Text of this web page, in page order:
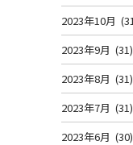
2023年10月
2023年9月 (31)
2023年8月 (31)
2023年7月 (31)
2023年6月 (30)